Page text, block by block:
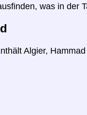
was in der
Algier,